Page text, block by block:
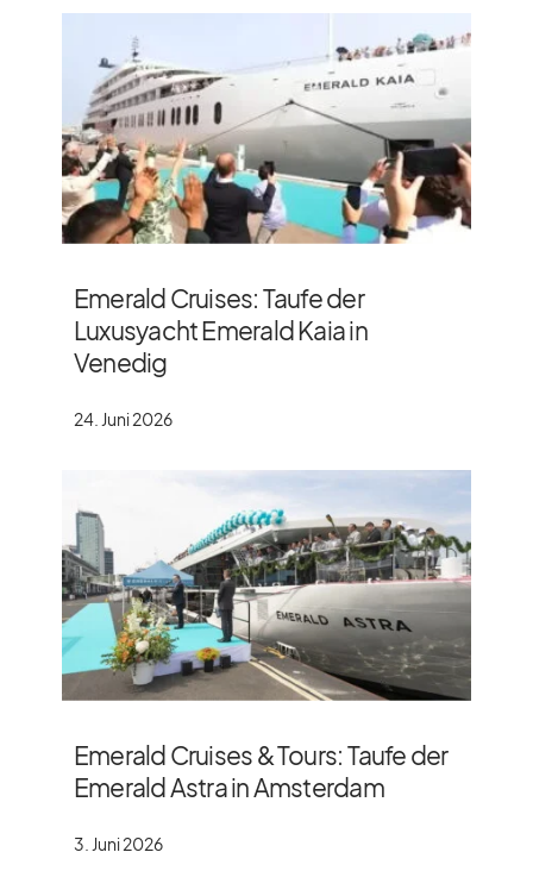
Emerald Cruises: Taufe der
Luxusyacht Emerald Kaia in
Venedig
24. Juni 2026
Emerald Cruises & Tours: Taufe der
Emerald Astra in Amsterdam
3. Juni 2026